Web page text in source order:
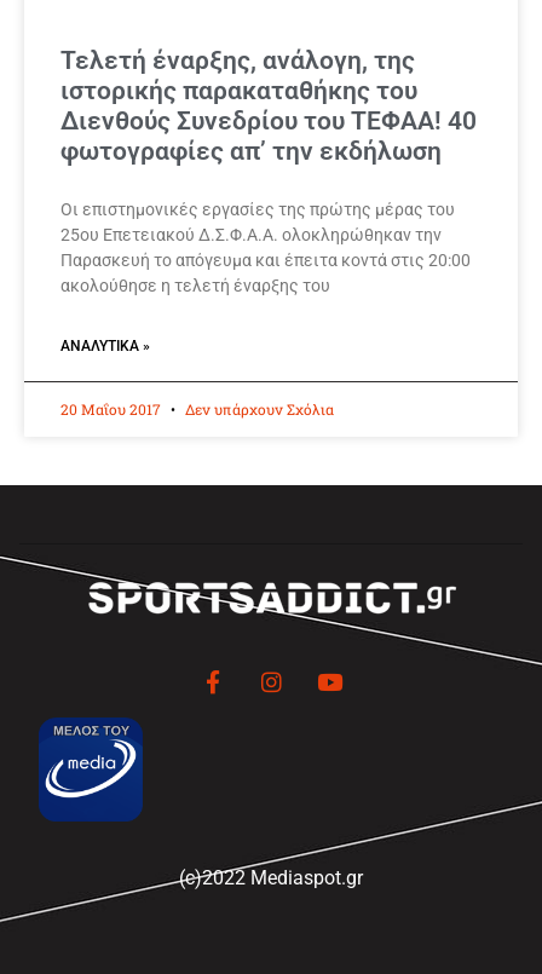
Τελετή έναρξης, ανάλογη, της
ιστορικής παρακαταθήκης του
Διενθούς Συνεδρίου του ΤΕΦΑΑ! 40
φωτογραφίες απ’ την εκδήλωση
Οι επιστημονικές εργασίες της πρώτης μέρας του
25ου Επετειακού Δ.Σ.Φ.Α.Α. ολοκληρώθηκαν την
Παρασκευή το απόγευμα και έπειτα κοντά στις 20:00
ακολούθησε η τελετή έναρξης του
ΑΝΑΛΥΤΙΚΆ »
20 Μαΐου 2017 Δεν υπάρχουν Σχόλια
(c)2022 Mediaspot.gr